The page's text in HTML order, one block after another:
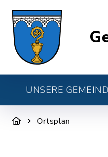
UNSERE
Ortsplan